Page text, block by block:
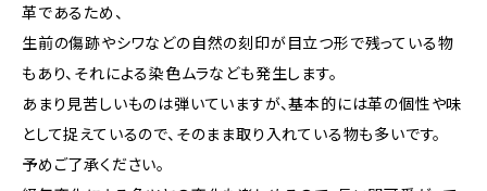
革であるため、
生前の傷跡やシワなどの自然の刻印が目立つ形で残っている物
もあり、それによる染色ムラなども発生します。
あまり見苦しいものは弾いていますが、基本的には革の個性や味
として捉えているので、そのまま取り入れている物も多いです。
予めご了承ください。